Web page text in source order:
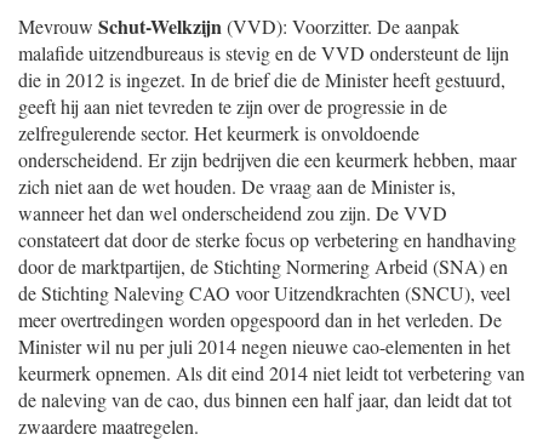
Mevrouw Schut-Welkzijn(VVD): Voorzitter. De aanpak
malafide uitzendbureaus is stevig en de VVD ondersteunt de lijn
die in 2012 is ingezet. In de brief die de Minister heeft gestuurd,
geeft hij aan niet tevreden te zijn over de progressie in de
zelfregulerende sector. Het keurmerk is onvoldoende
onderscheidend. Er zijn bedrijven die een keurmerk hebben, maar
zich niet aan de wet houden. De vraag aan de Minister is,
wanneer het dan wel onderscheidend zou zijn. De VVD
constateert dat door de sterke focus op verbetering en handhaving
door de marktpartijen, de Stichting Normering Arbeid (SNA) en
de Stichting Naleving CAO voor Uitzendkrachten (SNCU), veel
meer overtredingen worden opgespoord dan in het verleden. De
Minister wil nu per juli 2014 negen nieuwe cao-elementen in het
keurmerk opnemen. Als dit eind 2014 niet leidt tot verbetering van
de naleving van de cao, dus binnen een half jaar, dan leidt dat tot
zwaardere maatregelen.